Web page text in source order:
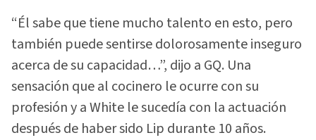
“Él sabe que tiene mucho talento en esto, pero
también puede sentirse dolorosamente inseguro
acerca de su capacidad…”, dijo a GQ. Una
sensación que al cocinero le ocurre con su
profesión y a White le sucedía con la actuación
después de haber sido Lip durante 10 años.